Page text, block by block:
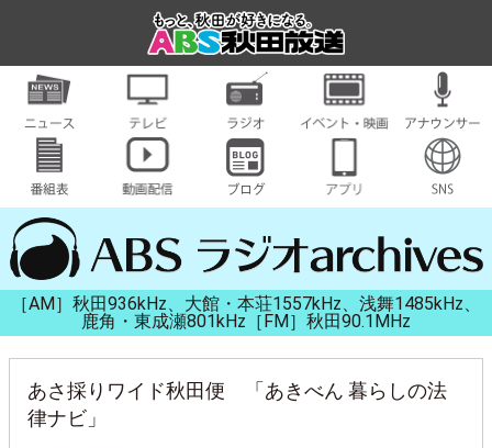
［AM］秋田936kHz、大館・本荘1557kHz、浅舞1485kHz、
鹿角・東成瀬801kHz［FM］秋田90.1MHz
あさ採りワイド秋田便 「あきべん 暮らしの法
律ナビ」